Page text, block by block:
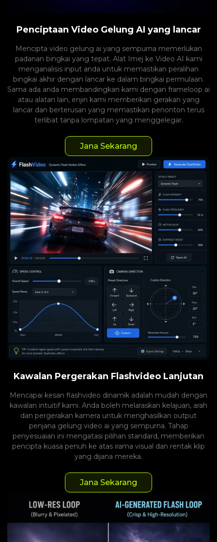
Penciptaan Video Gelung AI yang lancar
Mencipta video gelung ai yang sempurna memerlukan
padanan bingkai yang tepat. Alat Imej ke Video AI kami
menganalisis input anda untuk memastikan peralihan
bingkai akhir dengan lancar ke dalam bingkai permulaan.
Sama ada anda membandingkan kami dengan frameloop ai
atau alatan lain, enjin kami memberikan gerakan yang
lancar dan berterusan yang memastikan penonton terus
terlibat tanpa lompatan yang menggelegar.
Jana Sekarang
Kawalan Pergerakan Flashvideo Lanjutan
Mencapai kesan flashvideo dinamik adalah mudah dengan
kawalan intuitif kami. Anda boleh melaraskan kelajuan, arah
dan pergerakan kamera untuk menghasilkan output
penjana gelung video ai yang sempurna. Tahap
penyesuaian ini mengatasi pilihan standard, memberikan
pencipta kuasa penuh ke atas irama visual dan rentak klip
yang dijana mereka.
Jana Sekarang